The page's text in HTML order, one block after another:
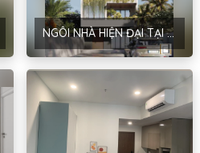
NGÔI NHÀ HIỆN ĐẠI TẠI BÌNH XUYÊN, VĨNH PHÚC CỦA MRS. DƯƠNG